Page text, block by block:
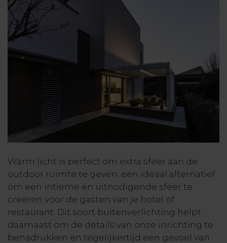
Warm licht is perfect om extra sfeer aan de
outdoor ruimte te geven: een ideaal alternatief
om een intieme en uitnodigende sfeer te
creëren voor de gasten van je hotel of
restaurant. Dit soort buitenverlichting helpt
daarnaast om de details van onze inrichting te
benadrukken en tegelijkertijd een gevoel van